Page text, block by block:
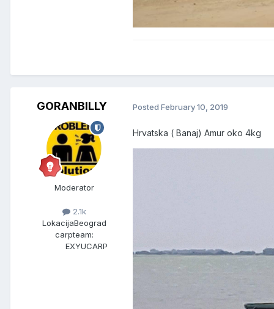
GORANBILLY
Moderator
2.1k
LokacijaBeograd
carpteam:
EXYUCARP
Posted February 10, 2019
Hrvatska ( Banaj) Amur oko 4kg